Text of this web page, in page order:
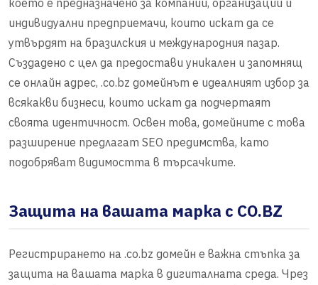
което е предназначено за компании, организации и
индивидуални предприемачи, които искат да се
утвърдят на бразилския и международния пазар.
Създадено с цел да предостави уникален и запомнящ
се онлайн адрес, .co.bz домейнът е идеалният избор за
всякакви бизнеси, които искат да подчертаят
своята идентичност. Освен това, домейните с това
разширение предлагат SEO предимства, като
подобряват видимостта в търсачките.
Защита на вашата марка с CO.BZ
Регистрирането на .co.bz домейн е важна стъпка за
защита на вашата марка в дигиталната среда. Чрез